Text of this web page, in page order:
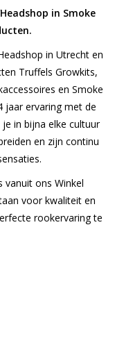
in Smoke
in Utrecht en
Truffels Growkits,
en Smoke
jaar ervaring met de
in bijna elke cultuur
en zijn continu
vanuit ons Winkel
voor kwaliteit en
rookervaring te